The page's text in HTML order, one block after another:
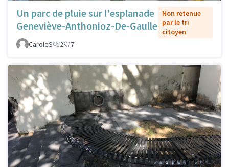
Un parc de pluie sur l'esplanade
Geneviève-Anthonioz-De-Gaulle
Non retenue
par le tri
citoyen
CaroleS
2 7